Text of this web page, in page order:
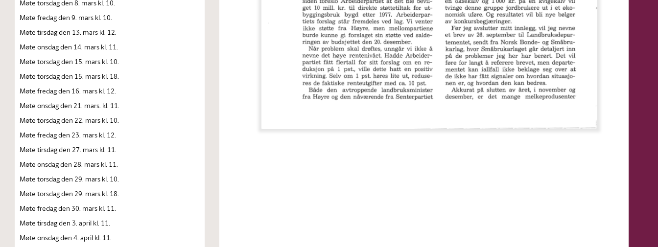
Møte torsdag den 8. mars kl. 10.
Møte fredag den 9. mars kl. 10.
Møte tirsdag den 13. mars kl. 12.
Møte onsdag den 14. mars kl. 11.
Møte torsdag den 15. mars kl. 10.
Møte torsdag den 15. mars kl. 18.
Møte fredag den 16. mars kl. 12.
Møte onsdag den 21. mars. kl. 11.
Møte torsdag den 22. mars kl. 10.
Møte fredag den 23. mars kl. 12.
Møte tirsdag den 27. mars kl. 11.
Møte onsdag den 28. mars kl. 11.
Møte torsdag den 29. mars kl. 10.
Møte torsdag den 29. mars kl. 18.
Møte fredag den 30. mars kl. 11.
Møte tirsdag den 3. april kl. 11.
Møte onsdag den 4. april kl. 11.